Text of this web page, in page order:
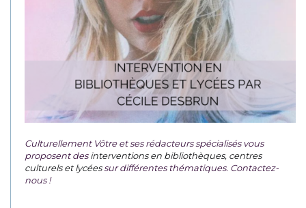
Culturellement Vôtre et ses rédacteurs spécialisés vous
proposent desinterventions en bibliothèques, centres
culturels et lycéessur différentes thématiques. Contactez-
nous !